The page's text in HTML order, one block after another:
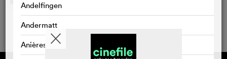
Andelfingen
Andermatt
Anières